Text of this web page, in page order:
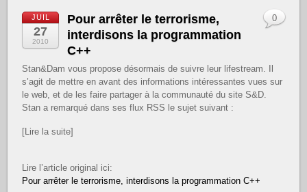
JUIL
27
2010
Pour arrêter le terrorisme,
interdisons la programmation
C++
Stan&Dam vous propose désormais de suivre leur lifestream. Il
s’agit de mettre en avant des informations intéressantes vues sur
le web, et de les faire partager à la communauté du site S&D.
Stan a remarqué dans ses flux RSS le sujet suivant :
[Lire la suite]
Lire l’article original ici:
Pour arrêter le terrorisme, interdisons la programmation C++
0